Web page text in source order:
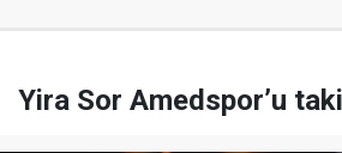
Yira Sor Amedspor’u